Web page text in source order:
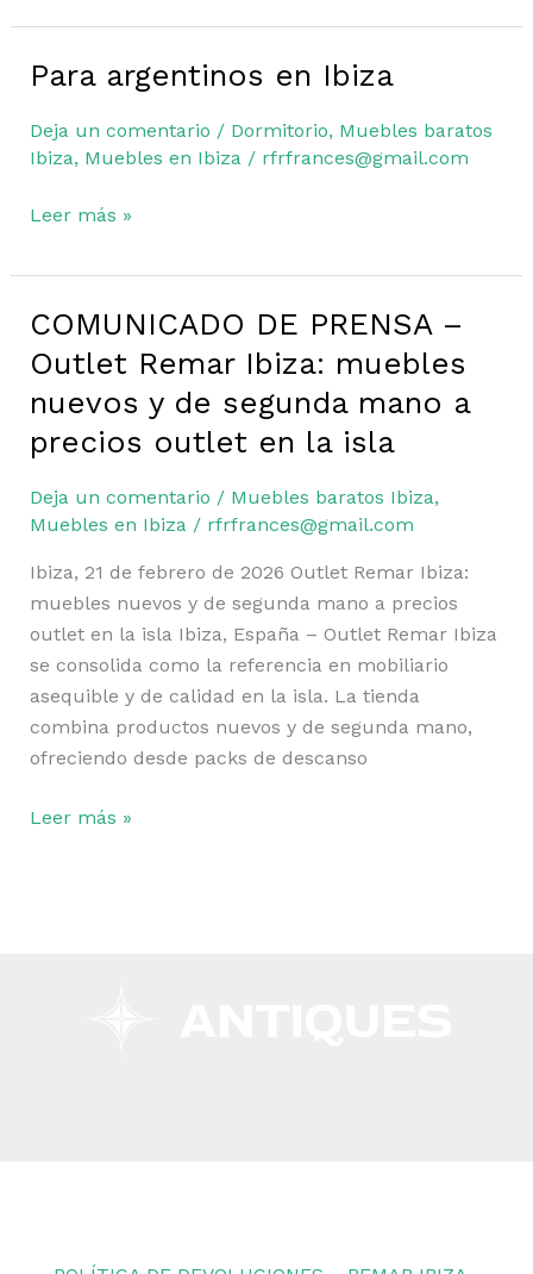
Para argentinos en Ibiza
Deja un comentario / Dormitorio, Muebles baratos
Ibiza, Muebles en Ibiza / rfrfrances@gmail.com
Para
en
Ibiza
Leer más »
COMUNICADO DE PRENSA –
Outlet Remar Ibiza: muebles
nuevos y de segunda mano a
precios outlet en la isla
Deja un comentario / Muebles baratos Ibiza,
Muebles en Ibiza / rfrfrances@gmail.com
Ibiza, 21 de febrero de 2026 Outlet Remar Ibiza:
muebles nuevos y de segunda mano a precios
outlet en la isla Ibiza, España – Outlet Remar Ibiza
se consolida como la referencia en mobiliario
asequible y de calidad en la isla. La tienda
combina productos nuevos y de segunda mano,
ofreciendo desde packs de descanso
COMUNICADO
DE
PRENSA
–
Outlet
Ibiza:
muebles
nuevos
y
de
segunda
mano
a
precios
en
Leer más »